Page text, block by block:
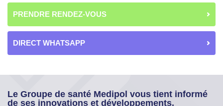
PRENDRE RENDEZ-VOUS
DIRECT WHATSAPP
Le Groupe de santé Medipol vous tient informé
de ses innovations et développements.